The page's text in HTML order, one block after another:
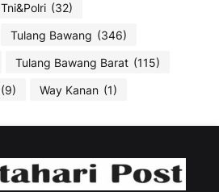
Tni&Polri (32)
Tulang Bawang (346)
Tulang Bawang Barat (115)
(9) Way Kanan (1)